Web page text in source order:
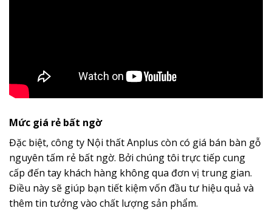
Mức giá rẻ bất ngờ
Đặc biệt, công ty Nội thất Anplus còn có giá bán bàn gỗ
nguyên tấm rẻ bất ngờ. Bởi chúng tôi trực tiếp cung
cấp đến tay khách hàng không qua đơn vị trung gian.
Điều này sẽ giúp bạn tiết kiệm vốn đầu tư hiệu quả và
thêm tin tưởng vào chất lượng sản phẩm.